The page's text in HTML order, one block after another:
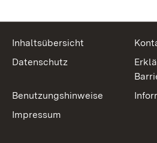
Inhaltsübersicht
Datenschutz
Benutzungshinweise
Impressum